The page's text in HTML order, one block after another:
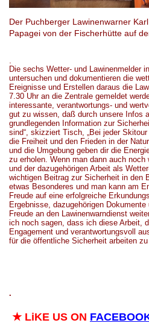
Der Puchberger Lawinenwarner Karl
Papagei von der Fischerhütte auf
Die sechs Wetter- und Lawinenmelder
untersuchen und dokumentieren die
Ereignisse und Erstellen daraus die
7.30 Uhr an die Zentrale gemeldet
interessante, verantwortungs- und
gut zu wissen, daß durch unsere Infos
grundlegenden Information zur
sind“, skizziert Tisch, „
Bei jeder
die Freiheit und den Frieden in der
und die Umgebung geben dir die
zu erholen. Wenn man dann auch
und der dazugehörigen Arbeit als
wichtigen Beitrag zur Sicherheit in den
etwas Besonderes und man kann am
Freude auf eine erfolgreiche
Ergebnisse, dazugehörigen
Freude an den Lawinenwarndienst
ich noch sagen, dass ich diese Arbeit,
Engagement und verantwortungsvoll
für die öffentliche Sicherheit arbeiten zu
.
★ LiKE US ON